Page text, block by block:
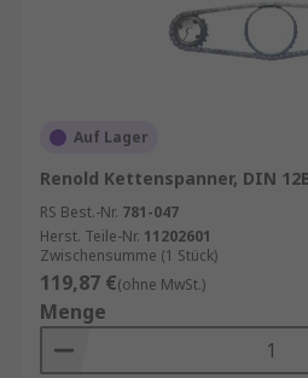
Auf Lager
Renold Kettenspanner, DIN
RS Best.-Nr. 781-047
Herst. Teile-Nr. 11202601
Zwischensumme (1 Stück)
119,87 €(ohne MwSt.)
Menge